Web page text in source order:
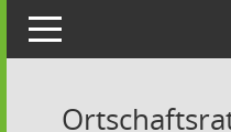
Toggle navigation